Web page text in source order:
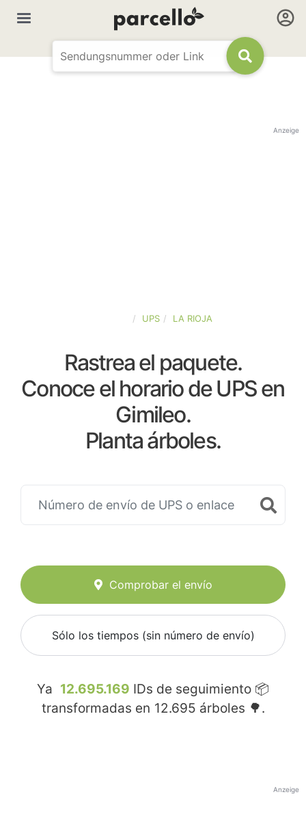
Anzeige
UPS LA RIOJA
Rastrea el paquete.
Conoce el horario de UPS en
Gimileo.
Planta árboles.
Comprobar el envío
Sólo los tiempos (sin número de envío)
Ya 12.695.169 IDs de seguimiento 📦
transformadas en 12.695 árboles 🌳.
Anzeige